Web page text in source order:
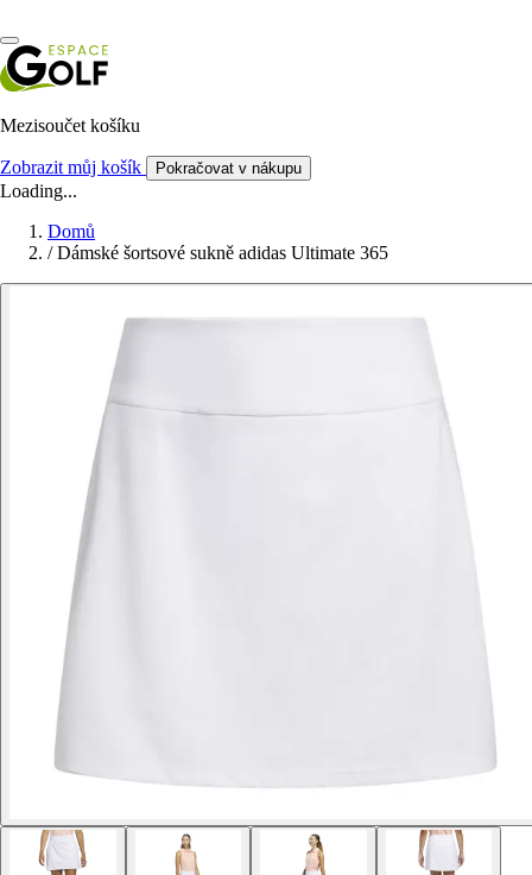
Mezisoučet košíku
Zobrazit můj košík Pokračovat v nákupu
Loading...
Domů
/ Dámské šortsové sukně adidas Ultimate 365